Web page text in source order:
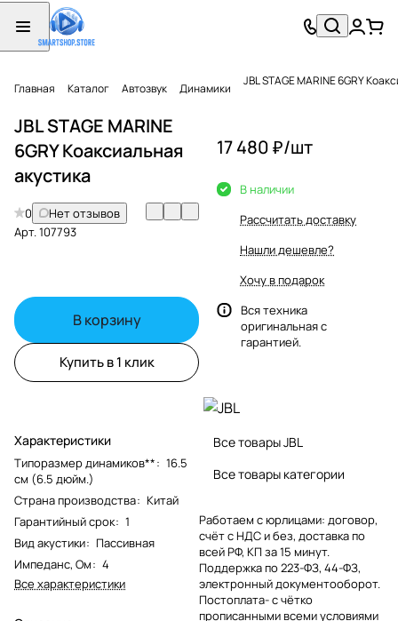
Главная Каталог Автозвук Динамики JBL STAGE MARINE 6GRY
JBL STAGE MARINE
6GRY Коаксиальная
акустика
0
Нет отзывов
Арт.107793
В корзину
Купить в 1 клик
Характеристики
Типоразмер динамиков**: 16.5
см (6.5 дюйм.)
Страна производства: Китай
Гарантийный срок: 1
Вид акустики: Пассивная
Импеданс, Ом: 4
Все характеристики
17 480 ₽/шт
В наличии
Рассчитать доставку
Нашли дешевле?
Хочу в подарок
Вся техника
оригинальная с
гарантией.
Все товары JBL
Все товары категории
Работаем с юрлицами: договор,
счёт с НДС и без, доставка по
всей РФ, КП за 15 минут.
Поддержка по 223-ФЗ, 44-ФЗ,
электронный документооборот.
Постоплата- с чётко
прописанными всеми условиями